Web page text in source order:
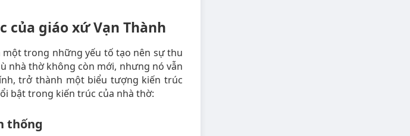
giáo xứ Vạn Thành
một trong những yếu tố tạo nên sự thu
nhà thờ không còn mới, nhưng nó vẫn
trở thành một biểu tượng kiến trúc
bật trong kiến trúc của nhà thờ:
thống